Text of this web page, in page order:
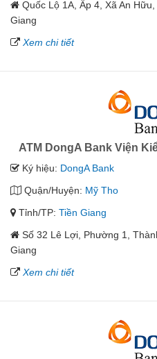
Quốc Lộ 1A, Ấp 4, Xã An
Giang
Xem chi tiết
ATM DongA Bank Viện
Ký hiệu: DongA Bank
Quận/Huyện: Mỹ Tho
Tỉnh/TP: Tiền Giang
Số 32 Lê Lợi, Phường 1,
Giang
Xem chi tiết